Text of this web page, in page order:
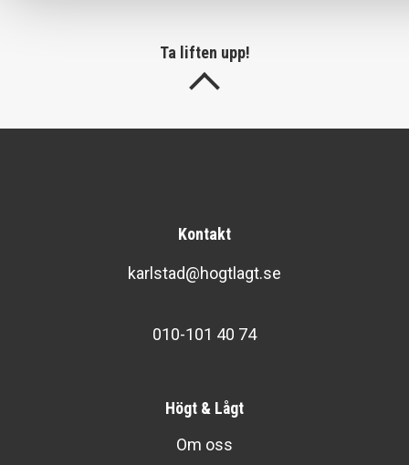
Ta liften upp!
Kontakt
karlstad@hogtlagt.se
010-101 40 74
Högt & Lågt
Om oss